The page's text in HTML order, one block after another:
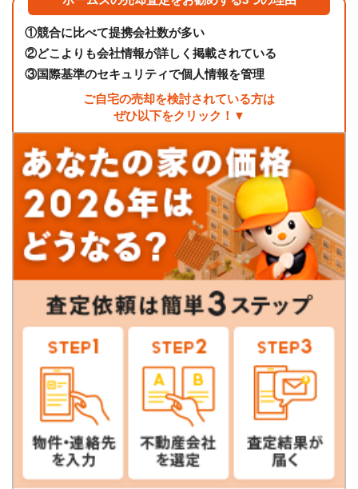
①競合に比べて提携会社数が多い
②どこよりも会社情報が詳しく掲載されている
③国際基準のセキュリティで個人情報を管理
ご自宅の売却を検討されている方は
ぜひ以下をクリック！▼